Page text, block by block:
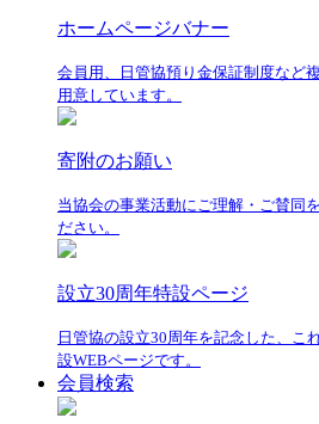
ホームページバナー
会員用、日管協預り金保証制度など
用意しています。
寄附のお願い
当協会の事業活動にご理解・ご賛同
ださい。
設立30周年特設ページ
日管協の設立30周年を記念した、こ
設WEBページです。
会員検索